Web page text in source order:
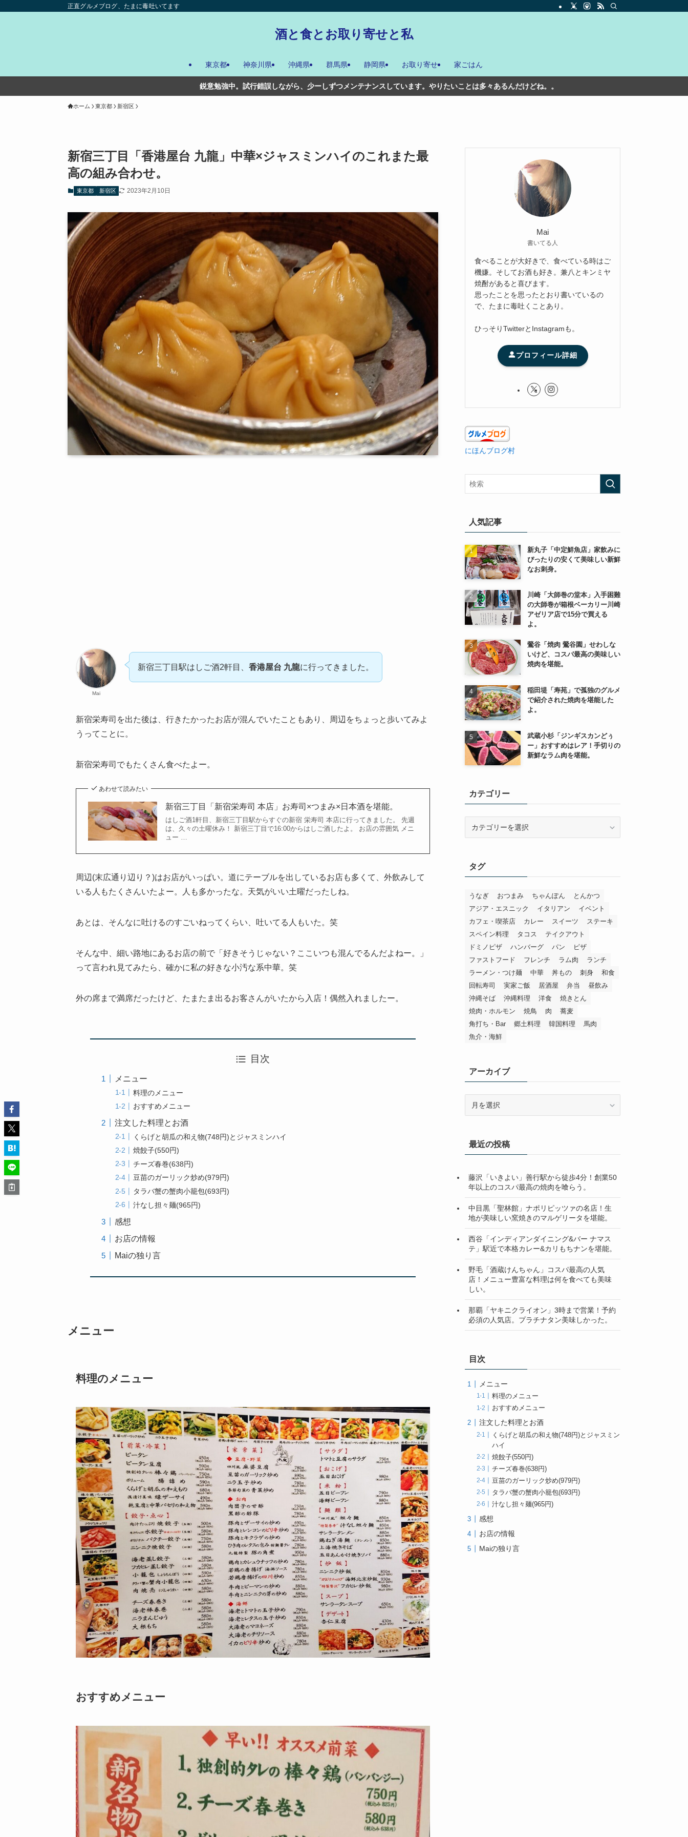
正直グルメブログ、たまに毒吐いてます
酒と食とお取り寄せと私
東京都 神奈川県 沖縄県 群馬県 静岡県 お取り寄せ 家ごはん
鋭意勉強中。試行錯誤しながら、少ーしずつメンテナンスしています。やりたいことは多々あるんだけどね。。
ホーム 東京都 新宿区
新宿三丁目「香港屋台 九龍」中華×ジャスミンハイのこれまた最
高の組み合わせ。
東京都 新宿区 2023年2月10日
Mai
新宿三丁目駅はしご酒2軒目、 香港屋台 九龍に行ってきました。
新宿栄寿司を出た後は、行きたかったお店が混んでいたこともあり、周辺をちょっと歩いてみよ
うってことに。
新宿栄寿司でもたくさん食べたよー。
あわせて読みたい
新宿三丁目「新宿栄寿司 本店」お寿司×つまみ×日本酒を堪能。
はしご酒1軒目、新宿三丁目駅からすぐの新宿 栄寿司 本店に行ってきました。 先週
は、久々の土曜休み！ 新宿三丁目で16:00からはしご酒したよ。 お店の雰囲気 メニ
ュー …
周辺(末広通り辺り？)はお店がいっぱい。道にテーブルを出しているお店も多くて、外飲みして
いる人もたくさんいたよー。人も多かったな。天気がいい土曜だったしね。
あとは、そんなに吐けるのすごいねってくらい、吐いてる人もいた。笑
そんな中、細い路地にあるお店の前で「好きそうじゃない？ここいつも混んでるんだよねー。」
って言われ見てみたら、確かに私の好きな小汚な系中華。笑
外の席まで満席だったけど、たまたま出るお客さんがいたから入店！偶然入れましたー。
目次
メニュー
料理のメニュー
おすすめメニュー
注文した料理とお酒
くらげと胡瓜の和え物(748円)とジャスミンハイ
焼餃子(550円)
チーズ春巻(638円)
豆苗のガーリック炒め(979円)
タラバ蟹の蟹肉小籠包(693円)
汁なし担々麺(965円)
感想
お店の情報
Maiの独り言
メニュー
料理のメニュー
おすすめメニュー
Mai
書いてる人
食べることが大好きで、食べている時はご
機嫌。そしてお酒も好き。兼八とキンミヤ
焼酎があると喜びます。
思ったことを思ったとおり書いているの
で、たまに毒吐くことあり。
ひっそりTwitterとInstagramも。
プロフィール詳細
にほんブログ村
人気記事
新丸子「中定鮮魚店」家飲みに
ぴったりの安くて美味しい新鮮
なお刺身。
川崎「大師巻の堂本」入手困難
の大師巻が箱根ベーカリー川崎
アゼリア店で15分で買える
よ。
鶯谷「焼肉 鶯谷園」せわしな
いけど、コスパ最高の美味しい
焼肉を堪能。
稲田堤「寿苑」で孤独のグルメ
で紹介された焼肉を堪能した
よ。
武蔵小杉「ジンギスカンどぅ
ー」おすすめはレア！手切りの
新鮮なラム肉を堪能。
カテゴリー
ータグ
うなぎ おつまみ ちゃんぽん
とんかつ
アジア・エスニック
イタリアン
イベント
カフェ・喫茶店
カレー スイーツ
ステーキ
スペイン料理
タコス
テイクアウト
ドミノピザ
ハンバーグ パン
ピザ
ファストフード
フレンチ ラム肉
ランチ
ラーメン・つけ麺
中華 丼もの 刺身
和食
回転寿司
実家ご飯 居酒屋 弁当
昼飲み
沖縄そば
沖縄料理 洋食
焼きとん
焼肉・ホルモン
焼鳥 肉
蕎麦
角打ち・Bar
郷土料理 韓国料理
馬肉
魚介・海鮮
アーカイブ
ブ最近の投稿
藤沢「いきよい」善行駅から徒歩4分！創業50
年以上のコスパ最高の焼肉を喰らう。
中目黒「聖林館」ナポリピッツァの名店！生
地が美味しい窯焼きのマルゲリータを堪能。
西谷「インディアンダイニング&バー ナマス
テ」駅近で本格カレー&カリもちナンを堪能。
野毛「酒蔵けんちゃん」コスパ最高の人気
店！メニュー豊富な料理は何を食べても美味
しい。
那覇「ヤキニクライオン」3時まで営業！予約
必須の人気店。プラチナタン美味しかった。
目次
メニュー
料理のメニュー
おすすめメニュー
注文した料理とお酒
くらげと胡瓜の和え物(748円)とジャスミン
ハイ
焼餃子(550円)
チーズ春巻(638円)
豆苗のガーリック炒め(979円)
タラバ蟹の蟹肉小籠包(693円)
汁なし担々麺(965円)
感想
お店の情報
Maiの独り言